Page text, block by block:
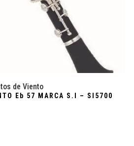
de Viento
Eb 57 MARCA S.I – SI5700